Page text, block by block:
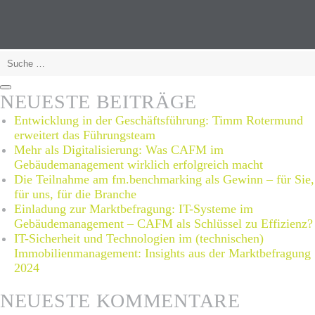
nach:
Suchen
NEUESTE BEITRÄGE
Entwicklung in der Geschäftsführung: Timm Rotermund
erweitert das Führungsteam
Mehr als Digitalisierung: Was CAFM im
Gebäudemanagement wirklich erfolgreich macht
Die Teilnahme am fm.benchmarking als Gewinn – für Sie,
für uns, für die Branche
Einladung zur Marktbefragung: IT-Systeme im
Gebäudemanagement – CAFM als Schlüssel zu Effizienz?
IT-Sicherheit und Technologien im (technischen)
Immobilienmanagement: Insights aus der Marktbefragung
2024
NEUESTE KOMMENTARE